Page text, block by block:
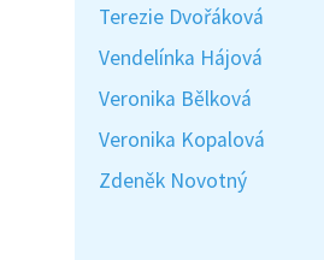
Terezie Dvořáková
Vendelínka Hájová
Veronika Bělková
Veronika Kopalová
Zdeněk Novotný